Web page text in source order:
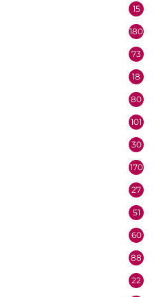
15
180
73
18
80
101
30
170
27
51
60
88
22